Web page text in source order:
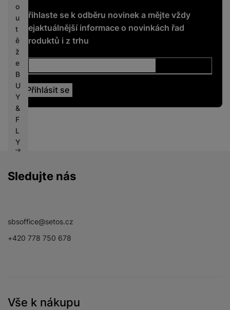
o
u
t
ě
ž
e
B
U
Y
&
F
L
Y
Přihlaste se k odběru novinek a mějte vždy
nejaktuálnější informace o novinkách řad
produktů i z trhu
Sledujte nás
sbsoffice@setos.cz
+420 778 750 678
Vše k nákupu